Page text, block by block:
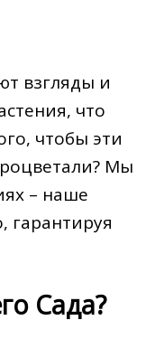
взгляды и
что
чтобы эти
Мы
– наше
гарантируя
Сада?